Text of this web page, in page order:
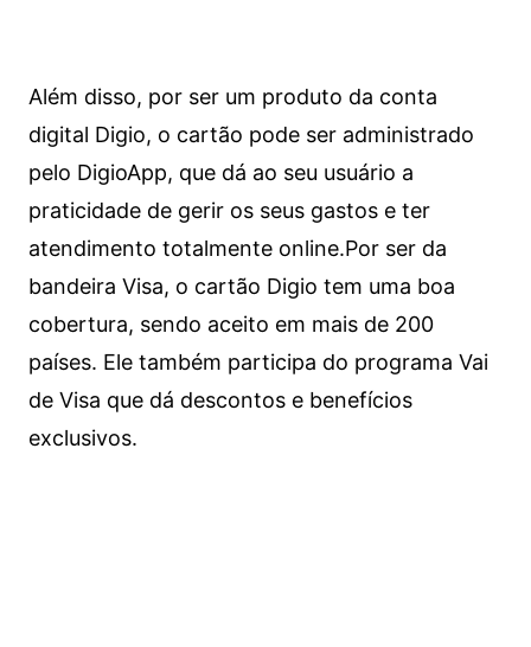
Além disso, por ser um produto da conta
digital Digio, o cartão pode ser administrado
pelo DigioApp, que dá ao seu usuário a
praticidade de gerir os seus gastos e ter
atendimento totalmente online.Por ser da
bandeira Visa, o cartão Digio tem uma boa
cobertura, sendo aceito em mais de 200
países. Ele também participa do programa Vai
de Visa que dá descontos e benefícios
exclusivos.